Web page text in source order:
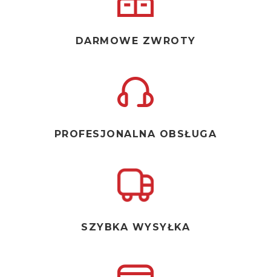
DARMOWE ZWROTY
PROFESJONALNA OBSŁUGA
SZYBKA WYSYŁKA